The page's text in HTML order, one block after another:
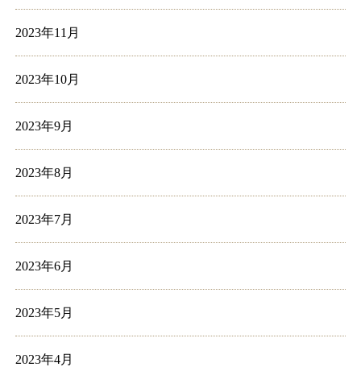
2023年11月
2023年10月
2023年9月
2023年8月
2023年7月
2023年6月
2023年5月
2023年4月